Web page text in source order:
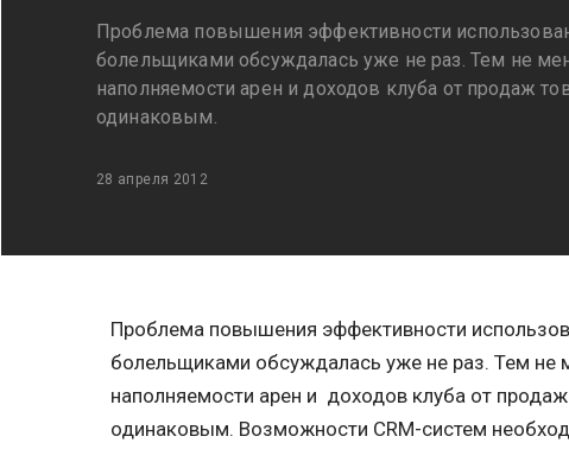
Проблема повышения эффективности
болельщиками обсуждалась уже не раз. Тем не
наполняемости арен и доходов клуба от продаж
одинаковым.
28 апреля 2012
Проблема повышения эффективности
болельщиками обсуждалась уже не раз. Тем не
наполняемости арен и доходов клуба от
одинаковым. Возможности CRM-систем